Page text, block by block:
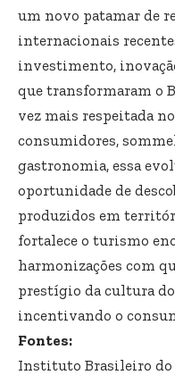
um novo patamar de
internacionais
investimento,
que transformaram o
vez mais respeitada
consumidores,
gastronomia, essa
oportunidade de
produzidos em
fortalece o turismo
harmonizações com
prestígio da cultura
incentivando o
Fontes:
Instituto Brasileiro do